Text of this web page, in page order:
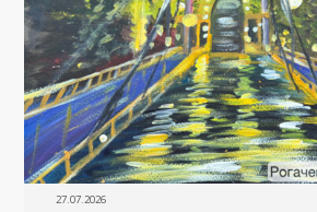
27.07.2026